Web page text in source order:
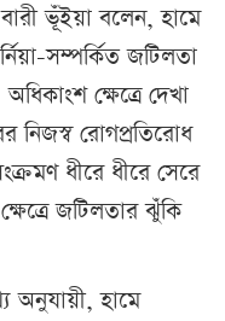
ভূঁইয়া বলেন, হামে
সম্পর্কিত জটিলতা
ক্ষেত্রে দেখা
নিজস্ব রোগপ্রতিরোধ
ধীরে ধীরে সেরে
জটিলতার ঝুঁকি
অনুযায়ী, হামে